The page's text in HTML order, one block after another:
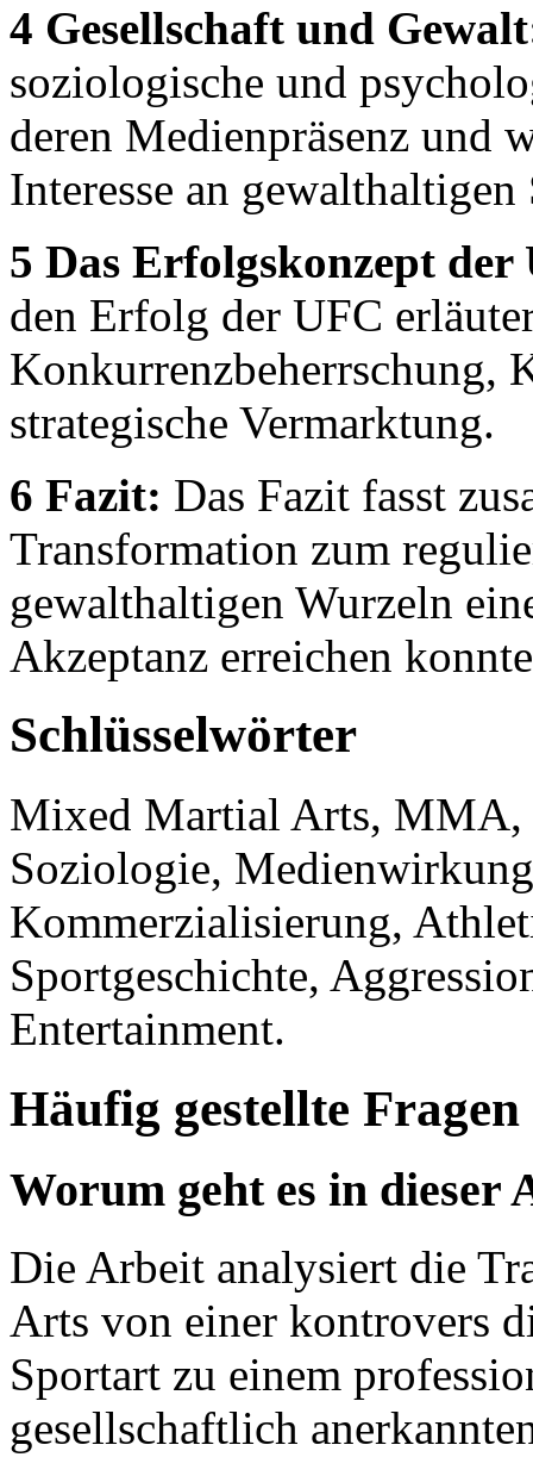
4 Gesellschaft und
soziologische und
deren Medienpräsenz und
Interesse an
5 Das Erfolgskonzept der
den Erfolg der UFC
Konkurrenzbeherrschung,
strategische Vermarktung.
6 Fazit: Das Fazit fasst
Transformation zum
gewalthaltigen Wurzeln
Akzeptanz erreichen
Schlüsselwörter
Mixed Martial Arts, MMA,
Soziologie,
Kommerzialisierung,
Sportgeschichte,
Entertainment.
Häufig gestellte Fragen
Worum geht es in dieser
Die Arbeit analysiert die
Arts von einer kontrovers
Sportart zu einem
gesellschaftlich